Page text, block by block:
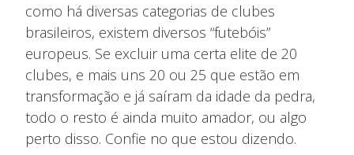
como há diversas categorias de clubes
brasileiros, existem diversos “futebóis”
europeus. Se excluir uma certa elite de 20
clubes, e mais uns 20 ou 25 que estão em
transformação e já saíram da idade da pedra,
todo o resto é ainda muito amador, ou algo
perto disso. Confie no que estou dizendo.